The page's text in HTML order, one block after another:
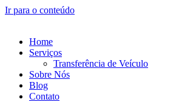
Ir para o conteúdo
Home
Serviços
Transferência de Veículo
Sobre Nós
Blog
Contato